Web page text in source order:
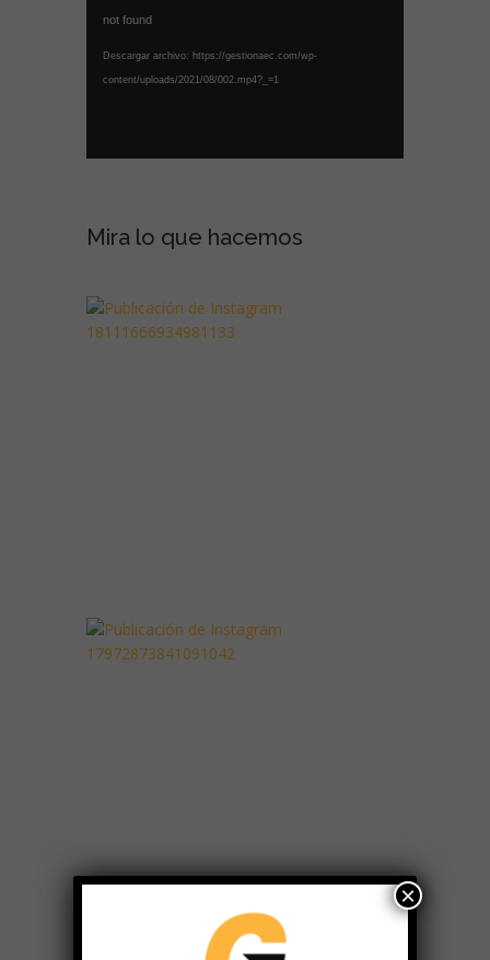
not found
Descargar archivo: https://gestionaec.com/wp-
content/uploads/2021/08/002.mp4?_=1
Mira lo que hacemos
×